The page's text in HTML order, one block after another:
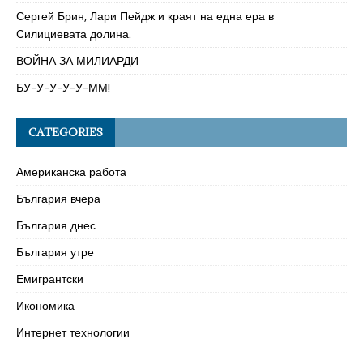
Сергей Брин, Лари Пейдж и краят на една ера в
Силициевата долина.
ВОЙНА ЗА МИЛИАРДИ
БУ-У-У-У-У-ММ!
CATEGORIES
Американска работа
България вчера
България днес
България утре
Емигрантски
Икономика
Интернет технологии